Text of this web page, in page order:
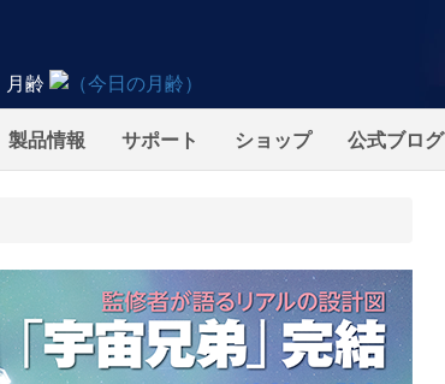
月齢
製品情報 サポート ショップ 公式ブログ